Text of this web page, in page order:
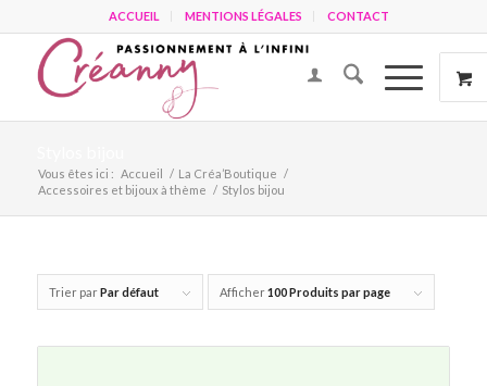
ACCUEIL MENTIONS LÉGALES CONTACT
Vous êtes ici : Accueil / La Créa’Boutique /
Accessoires et bijoux à thème / Stylos bijou
Trier parPar défaut Afficher100 Produits par page